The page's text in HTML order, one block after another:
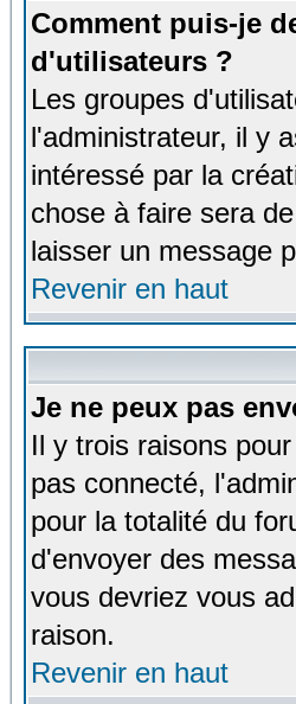
Comment puis-je
d'utilisateurs ?
Les groupes
l'administrateur, il y
intéressé par la
chose à faire sera
laisser un message
Revenir en haut
Je ne peux pas
Il y trois raisons
pas connecté,
pour la totalité du
d'envoyer des
vous devriez vous
raison.
Revenir en haut